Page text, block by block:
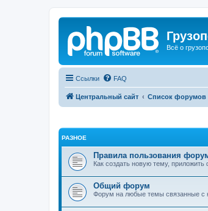
Всё о
Ссылки FAQ
Центральный сайт Список форумов
РАЗНОЕ
Правила пользования
Как создать новую тему, приложить
Общий форум
Форум на любые темы связанные с